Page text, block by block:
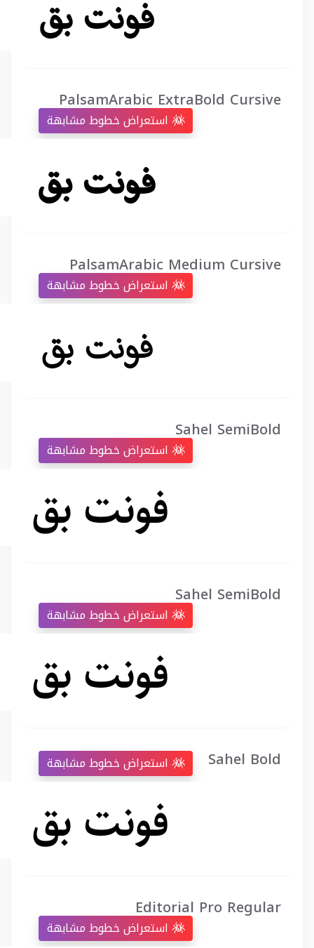
PalsamArabic ExtraBold Cursive
PalsamArabic Medium Cursive
Sahel SemiBold
Sahel SemiBold
Sahel Bold
Editorial Pro Regular